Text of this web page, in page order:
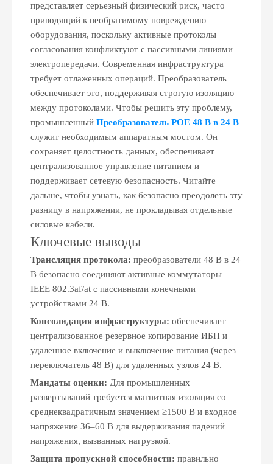
представляет серьезный физический риск, часто
приводящий к необратимому повреждению
оборудования, поскольку активные протоколы
согласования конфликтуют с пассивными линиями
электропередачи. Современная инфраструктура
требует отлаженных операций. Преобразователь
обеспечивает это, поддерживая строгую изоляцию
между протоколами. Чтобы решить эту проблему,
промышленный Преобразователь POE 48 В в 24 В
служит необходимым аппаратным мостом. Он
сохраняет целостность данных, обеспечивает
централизованное управление питанием и
поддерживает сетевую безопасность. Читайте
дальше, чтобы узнать, как безопасно преодолеть эту
разницу в напряжении, не прокладывая отдельные
силовые кабели.
Ключевые выводы
Трансляция протокола: преобразователи 48 В в 24
В безопасно соединяют активные коммутаторы
IEEE 802.3af/at с пассивными конечными
устройствами 24 В.
Консолидация инфраструктуры: обеспечивает
централизованное резервное копирование ИБП и
удаленное включение и выключение питания (через
переключатель 48 В) для удаленных узлов 24 В.
Мандаты оценки: Для промышленных
развертываний требуется магнитная изоляция со
среднеквадратичным значением ≥1500 В и входное
напряжение 36–60 В для выдерживания падений
напряжения, вызванных нагрузкой.
Защита пропускной способности: правильно